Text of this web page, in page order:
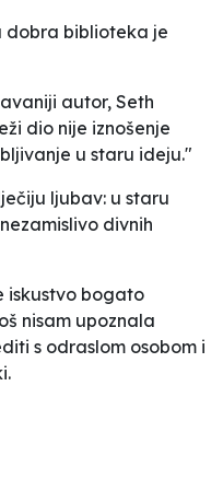
dobra biblioteka je
autor, Seth
dio nije iznošenje
u staru ideju."
ljubav: u staru
divnih
iskustvo bogato
nisam upoznala
s odraslom osobom i